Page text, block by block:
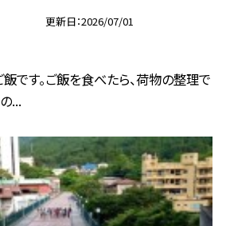
更新日 2026/07/01
です。ご飯を食べたら、荷物の整理で
...